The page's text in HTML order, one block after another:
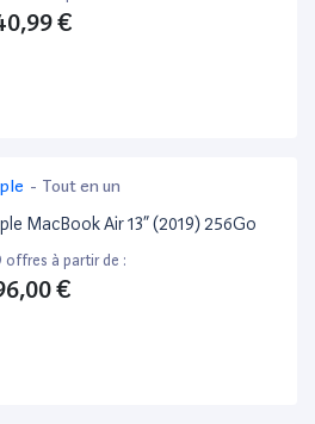
€
- Tout en un
MacBook Air 13” (2019) 256Go
offres à partir de :
€